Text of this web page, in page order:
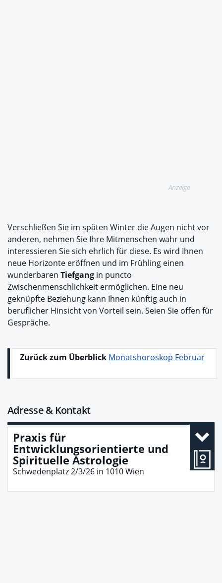
Anzeige
Verschließen Sie im späten Winter die Augen nicht vor
anderen, nehmen Sie Ihre Mitmenschen wahr und
interessieren Sie sich ehrlich für diese. Es wird Ihnen
neue Horizonte eröffnen und im Frühling einen
wunderbaren Tiefgang in puncto
Zwischenmenschlichkeit ermöglichen. Eine neu
geknüpfte Beziehung kann Ihnen künftig auch in
beruflicher Hinsicht von Vorteil sein. Seien Sie offen für
Gespräche.
Zurück zum Überblick Monatshoroskop Februar
Adresse & Kontakt
Praxis für
Entwicklungsorientierte und
Spirituelle Astrologie
Schwedenplatz 2/3/26 in 1010Wien